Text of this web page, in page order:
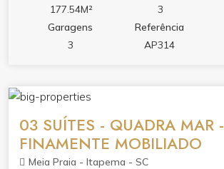
hidromassagem e acabamento
dia. Espaço ideal para quem busca
tranquilidade em um dos bairros que
hidromassagem na piscina, sauna,
jogos, salão de festas, bar e espaço
177.54M²
3
Garagens
3
Referência
AP314
03 SUÍTES - QUADRA MAR -
FINAMENTE MOBILIADO
Meia Praia - Itapema - SC